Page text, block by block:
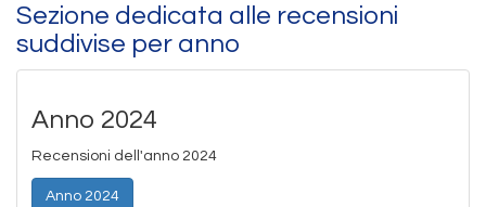
Sezione dedicata alle recensioni
suddivise per anno
Anno 2024
Recensioni dell'anno 2024
Anno 2024